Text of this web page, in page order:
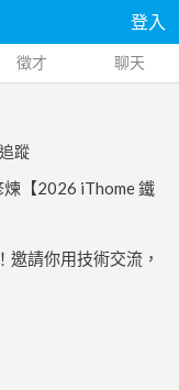
登入
徵才 聊天
蹤
【2026 iThome 鐵
請你用技術交流，